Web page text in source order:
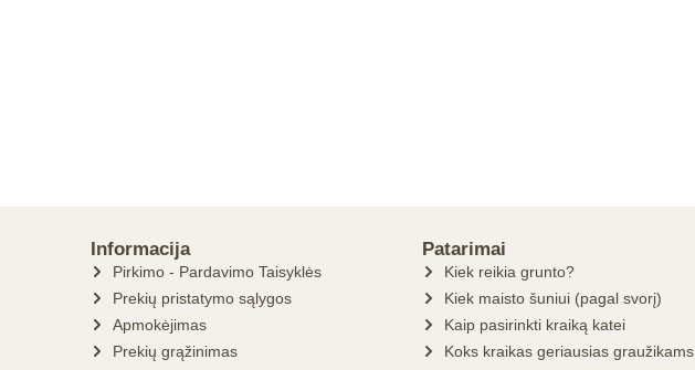
Informacija
Pirkimo - Pardavimo Taisyklės
Prekių pristatymo sąlygos
Apmokėjimas
Prekių grąžinimas
Patarimai
Kiek reikia grunto?
Kiek maisto šuniui (pagal svorį)
Kaip pasirinkti kraiką katei
Koks kraikas geriausias graužikams